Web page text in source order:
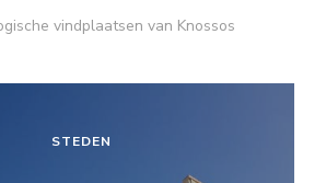
vindplaatsen van Knossos
STEDEN